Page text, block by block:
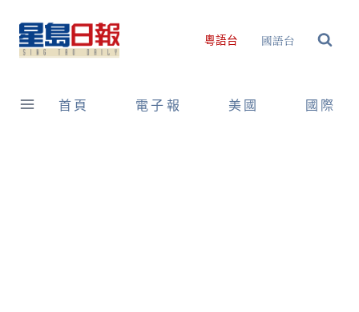
content
粵語台 國語台
首頁 電子報 美國 國際